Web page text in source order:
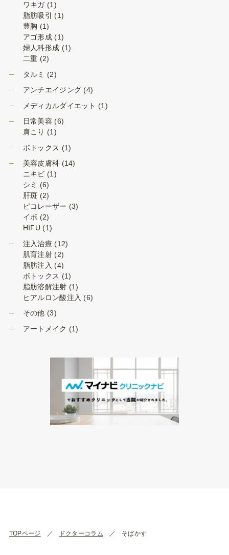
ワキガ(1)
脂肪吸引
(1)
豊胸 (1)
アゴ形成(1)
婦人科形成 (1)
二重 (2)
タルミ
(2)
アンチエイジング (4)
メディカルダイエット (1)
日常美容 (6)
肩こり (1)
ボトックス (1)
美容皮膚科 (14)
ニキビ (1)
シミ
(6)
肝斑 (2)
ピコレーザー (3)
イボ (2)
HIFU (1)
注入治療 (12)
肌育注射(2)
脂肪注入 (4)
ボトックス (1)
脂肪溶解注射 (1)
ヒアルロン酸注入 (6)
その他 (3)
アートメイク (1)
TOPページ ドクターコラム そばかす